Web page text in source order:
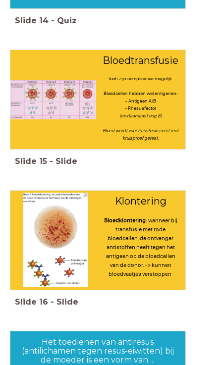
Slide 14 - Quiz
Bloedtransfusie
Toch zijn complicaties mogelijk.
Bloedcellen hebben wel antigenen:
- Antigeen A/B
- Rhesusfactor
(en daarnaast nog 8)
Bloed wordt voor transfusie eerst met
kruisproef getest.
Slide 15 - Slide
Klontering
Bloedklontering: wanneer bij
transfusie met rode
bloedcellen, de ontvanger
antistoffen heeft tegen het
antigeen op de bloedcellen
van de donor. -> kunnen
bloedvaatjes verstoppen
Slide 16 - Slide
Het toedienen van antiresus
(antilichamen tegen resus-eiwitten) bij
de moeder is een vorm van ...